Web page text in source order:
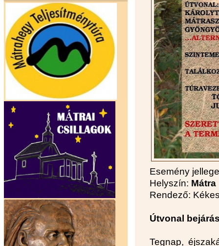
Esemény
Helyszín: Mátra
Rendező:
Útvonal
Tegnap,